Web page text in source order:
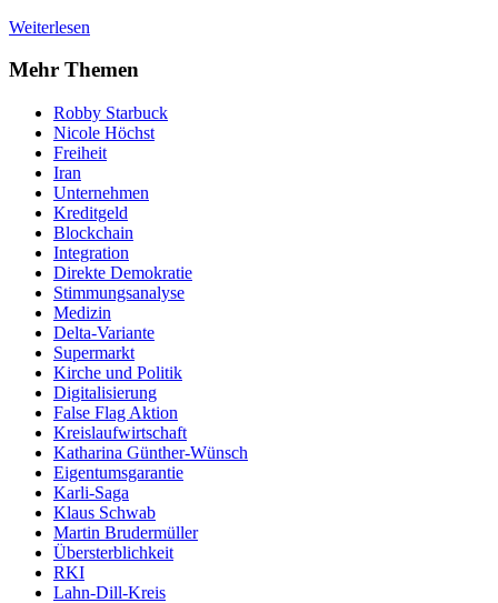
Weiterlesen
Mehr Themen
Robby Starbuck
Nicole Höchst
Freiheit
Iran
Unternehmen
Kreditgeld
Blockchain
Integration
Direkte Demokratie
Stimmungsanalyse
Medizin
Delta-Variante
Supermarkt
Kirche und Politik
Digitalisierung
False Flag Aktion
Kreislaufwirtschaft
Katharina Günther-Wünsch
Eigentumsgarantie
Karli-Saga
Klaus Schwab
Martin Brudermüller
Übersterblichkeit
RKI
Lahn-Dill-Kreis